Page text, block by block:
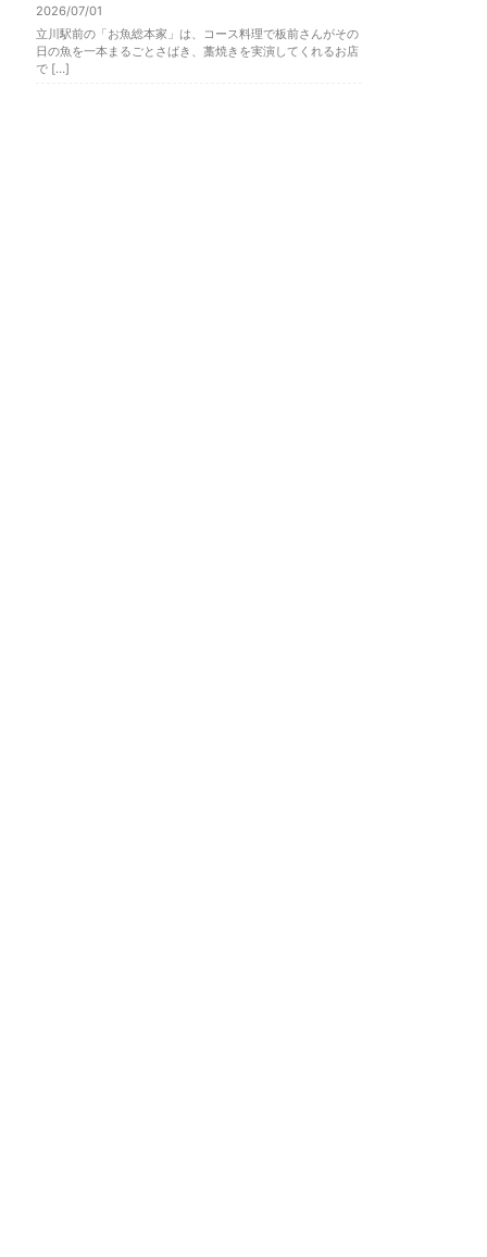
2026/07/01
立川駅前の「お魚総本家」は、コース料理で板前さんがその
日の魚を一本まるごとさばき、藁焼きを実演してくれるお店
で […]